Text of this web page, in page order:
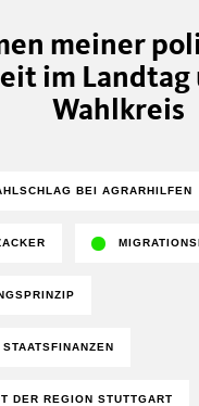
meiner
im Landtag
Wahlkreis
BEI AGRARHILFEN
DER REGION STUTTGART